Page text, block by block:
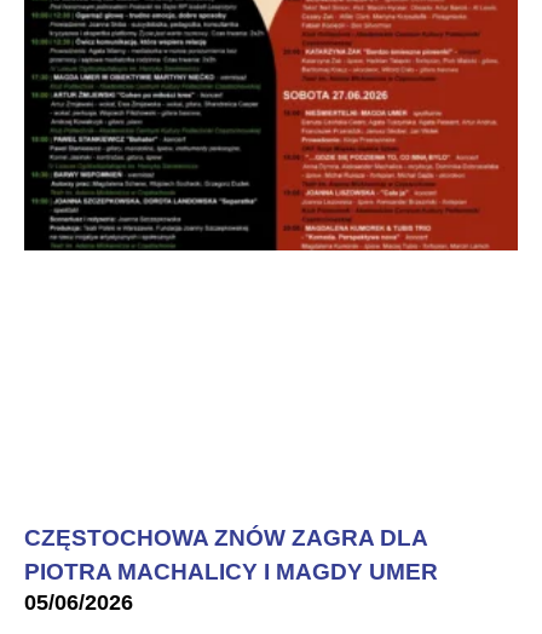
CZĘSTOCHOWA ZNÓW ZAGRA DLA
PIOTRA MACHALICY I MAGDY UMER
05/06/2026